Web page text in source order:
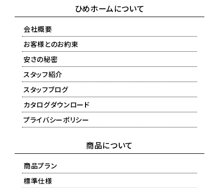
ひめホームについて
会社概要
お客様とのお約束
安さの秘密
スタッフ紹介
スタッフブログ
カタログダウンロード
プライバシーポリシー
商品について
商品プラン
標準仕様